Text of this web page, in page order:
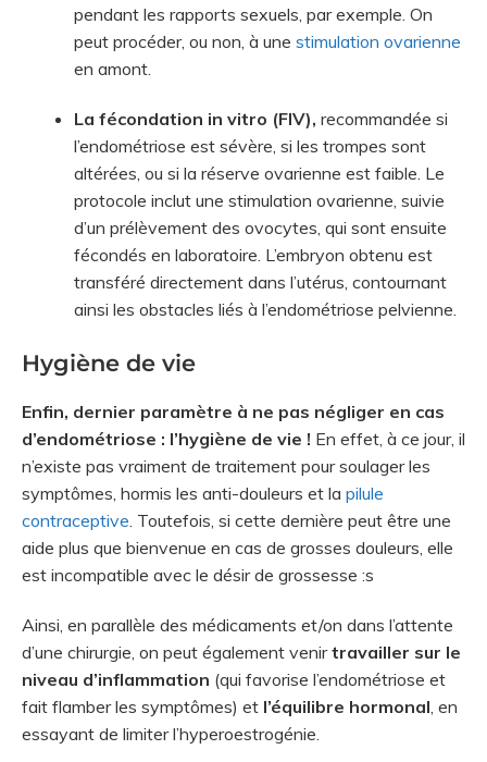
pendant les rapports sexuels, par exemple. On
peut procéder, ou non, à une stimulation ovarienne
en amont.
La fécondation in vitro (FIV), recommandée si
l’endométriose est sévère, si les trompes sont
altérées, ou si la réserve ovarienne est faible. Le
protocole inclut une stimulation ovarienne, suivie
d’un prélèvement des ovocytes, qui sont ensuite
fécondés en laboratoire. L’embryon obtenu est
transféré directement dans l’utérus, contournant
ainsi les obstacles liés à l’endométriose pelvienne.
Hygiène de vie
Enfin, dernier paramètre à ne pas négliger en cas
d’endométriose : l’hygiène de vie ! En effet, à ce jour, il
n’existe pas vraiment de traitement pour soulager les
symptômes, hormis les anti-douleurs et la pilule
contraceptive . Toutefois, si cette dernière peut être une
aide plus que bienvenue en cas de grosses douleurs, elle
est incompatible avec le désir de grossesse :s
Ainsi, en parallèle des médicaments et/on dans l’attente
d’une chirurgie, on peut également venirtravailler sur le
niveau d’inflammation (qui favorise l’endométriose et
fait flamber les symptômes) et l’équilibre hormonal , en
essayant de limiter l’hyperoestrogénie.